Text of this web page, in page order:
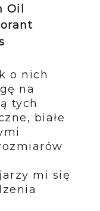
Oil
o nich
na
tych
białe
mi się